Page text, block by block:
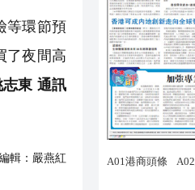
等環節預
了夜間高
志東 通訊
輯： 嚴燕紅